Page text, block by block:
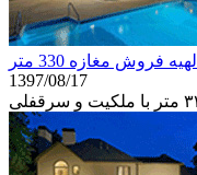
الهیه فروش مغازه 330 متر
1397/08/17